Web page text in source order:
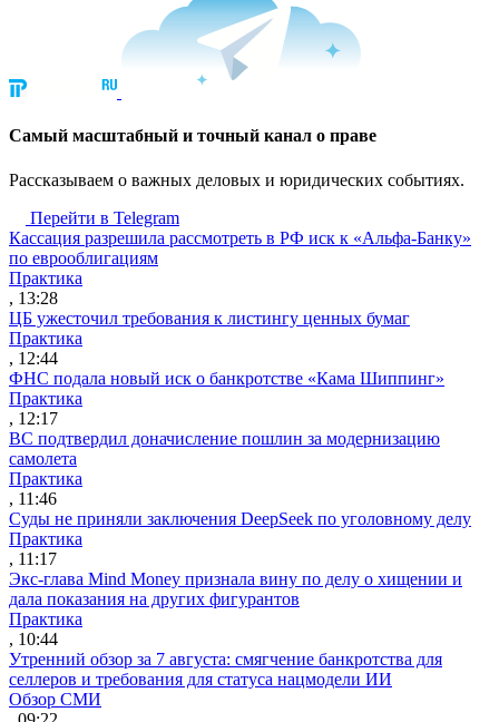
Cамый масштабный и точный канал о праве
Рассказываем о важных деловых и юридических событиях.
Перейти в Telegram
Кассация разрешила рассмотреть в РФ иск к «Альфа-Банку»
по еврооблигациям
Практика
, 13:28
ЦБ ужесточил требования к листингу ценных бумаг
Практика
, 12:44
ФНС подала новый иск о банкротстве «Кама Шиппинг»
Практика
, 12:17
ВС подтвердил доначисление пошлин за модернизацию
самолета
Практика
, 11:46
Суды не приняли заключения DeepSeek по уголовному делу
Практика
, 11:17
Экс-глава Mind Money признала вину по делу о хищении и
дала показания на других фигурантов
Практика
, 10:44
Утренний обзор за 7 августа: смягчение банкротства для
селлеров и требования для статуса нацмодели ИИ
Обзор СМИ